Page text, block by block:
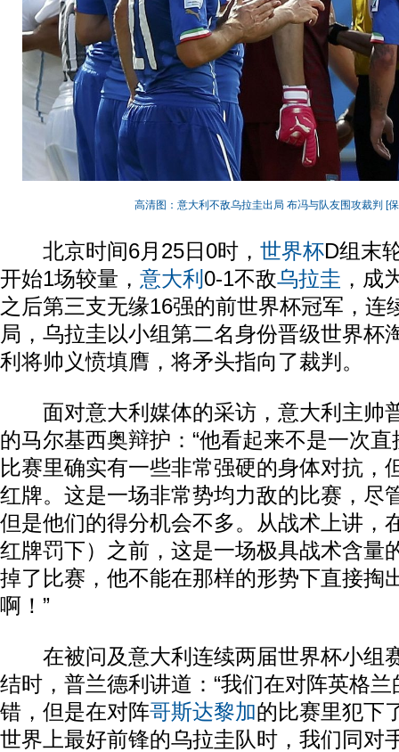
高清图：意大利不敌乌拉圭出局 布冯与队友围攻裁判 [
北京时间6月25日0时， 世界杯D组末
开始1场较量， 意大利 0-1不敌乌拉圭 ，成
之后第三支无缘16强的前世界杯冠军，连
局，乌拉圭以小组第二名身份晋级世界杯
利将帅义愤填膺，将矛头指向了裁判。
面对意大利媒体的采访，意大利主帅
的马尔基西奥辩护：“他看起来不是一次
比赛里确实有一些非常强硬的身体对抗，
红牌。这是一场非常势均力敌的比赛，尽
但是他们的得分机会不多。从战术上讲，
红牌罚下）之前，这是一场极具战术含量
掉了比赛，他不能在那样的形势下直接掏
啊！”
在被问及意大利连续两届世界杯小组
结时，普兰德利讲道：“我们在对阵英格
错，但是在对阵哥斯达黎加的比赛里犯下
世界上最好前锋的乌拉圭队时，我们同对